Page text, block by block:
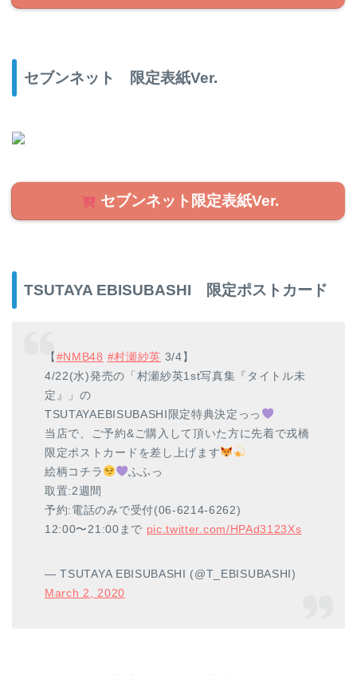
セブンネット 限定表紙Ver.
セブンネット限定表紙Ver.
TSUTAYA EBISUBASHI 限定ポストカード
【 #NMB48 #村瀬紗英 3/4】
4/22(水)発売の「村瀬紗英1st写真集『タイトル未
定』」の
TSUTAYAEBISUBASHI限定特典決定っっ
当店で、ご予約&ご購入して頂いた方に先着で戎橋
限定ポストカードを差し上げます
絵柄コチラ
ふふっ
取置:2週間
予約:電話のみで受付(06-6214-6262)
12:00〜21:00まで pic.twitter.com/HPAd3123Xs
— TSUTAYA EBISUBASHI (@T_EBISUBASHI)
March 2, 2020